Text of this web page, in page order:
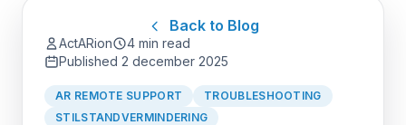
Back to Blog
ActARion
4 min read
Published 2 december 2025
AR REMOTE SUPPORT
TROUBLESHOOTING
STILSTANDVERMINDERING